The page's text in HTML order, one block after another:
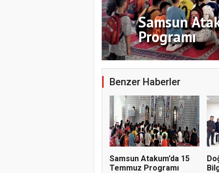
Samsun
Programı
Benzer Haberler
Samsun Atakum’da 15
Temmuz Programı